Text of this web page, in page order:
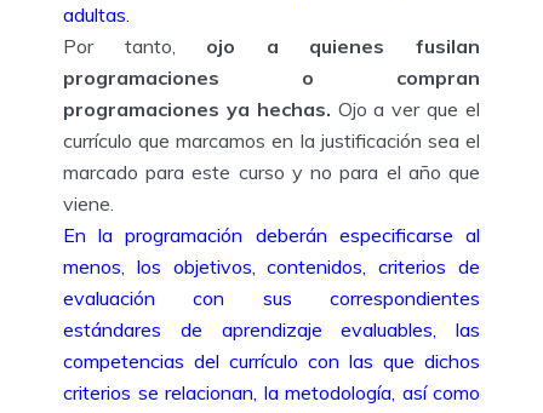
adultas.
Por tanto, ojo a quienes fusilan
programaciones o compran
programaciones ya hechas. Ojo a ver que el
currículo que marcamos en la justificación sea el
marcado para este curso y no para el año que
viene.
En la programación deberán especificarse al
menos, los objetivos, contenidos, criterios de
evaluación con sus correspondientes
estándares de aprendizaje evaluables, las
competencias del currículo con las que dichos
criterios se relacionan, la metodología, así como